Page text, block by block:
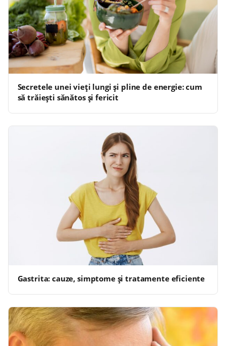
Secretele unei vieți lungi și pline de energie: cum
să trăiești sănătos și fericit
Gastrita: cauze, simptome și tratamente eficiente